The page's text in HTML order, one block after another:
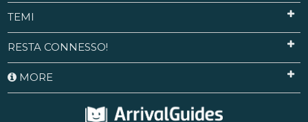
TEMI
RESTA CONNESSO!
MORE